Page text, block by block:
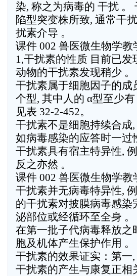
染, 称之为病毒的 干扰
陷型突变株所致, 通常干
扰素介导 。
课件 002 兽医微生物学教
1,干扰素的性质 目前已
动物的干扰素发现稍少 。
干扰素属于细胞因子的成
个型, 其中人的 α型至少
见表 32-2-452。
干扰素不是细胞持续合成
如病毒感染的应答时一过
干扰素具有宿主特异性,
反之亦然 。
课件 002 兽医微生物学教
干扰素并无病毒特异性,
的干扰素对披膜病毒感染
泌部位或经循环至全身
在第一批子代病毒释放
胞及机体产生保护作用 。
干扰素的效果证实：第一
干扰素的产生与康复正相